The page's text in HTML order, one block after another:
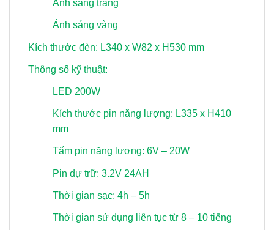
Ánh sáng trắng
Ánh sáng vàng
Kích thước đèn: L340 x W82 x H530 mm
Thông số kỹ thuật:
LED 200W
Kích thước pin năng lượng: L335 x H410
mm
Tấm pin năng lượng: 6V – 20W
Pin dự trữ: 3.2V 24AH
Thời gian sạc: 4h – 5h
Thời gian sử dụng liên tục từ 8 – 10 tiếng